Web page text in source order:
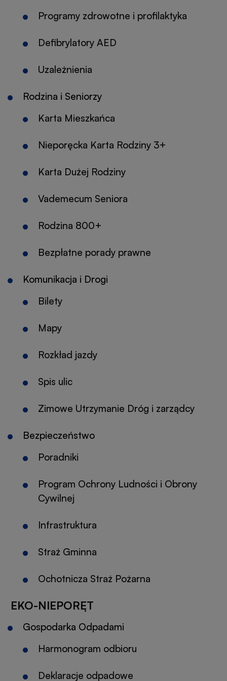
Programy zdrowotne i profilaktyka
Defibrylatory AED
Uzależnienia
Rodzina i Seniorzy
Karta Mieszkańca
Nieporęcka Karta Rodziny 3+
Karta Dużej Rodziny
w
Vademecum Seniora
Rodzina 800+
w
karcie
Bezpłatne porady prawne
Komunikacja i Drogi
Bilety
Mapy
Rozkład jazdy
Spis ulic
Zimowe Utrzymanie Dróg i zarządcy
Bezpieczeństwo
Poradniki
Program Ochrony Ludności i Obrony
Cywilnej
Infrastruktura
Straż Gminna
Ochotnicza Straż Pożarna
EKO-NIEPORĘT
Gospodarka Odpadami
Harmonogram odbioru
Deklaracje odpadowe